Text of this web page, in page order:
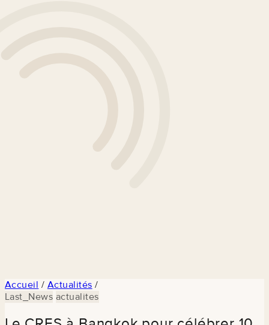
Accueil / Actualités /
Last_News actualites